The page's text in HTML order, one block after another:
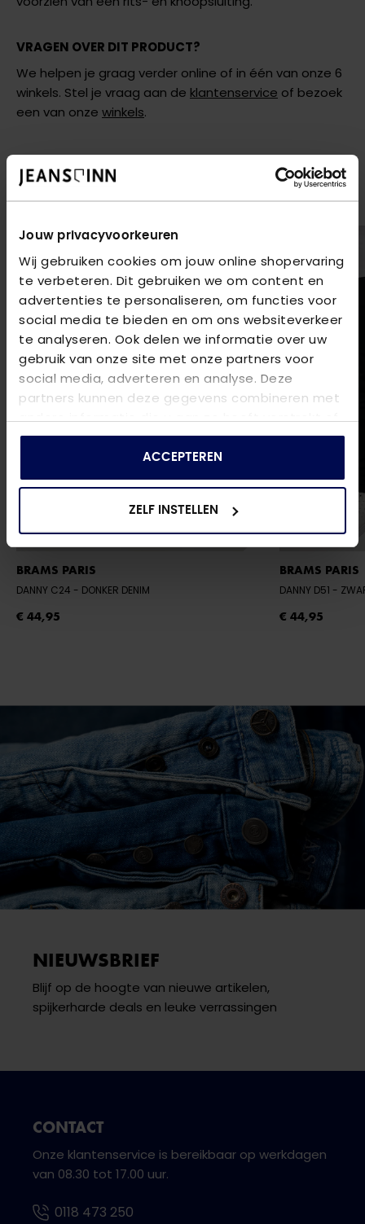
Jouw privacyvoorkeuren
Wij gebruiken cookies om jouw online shopervaring
te verbeteren. Dit gebruiken we om content en
advertenties te personaliseren, om functies voor
social media te bieden en om ons websiteverkeer
te analyseren. Ook delen we informatie over uw
gebruik van onze site met onze partners voor
social media, adverteren en analyse. Deze
partners kunnen deze gegevens combineren met
andere informatie die u aan ze heeft verstrekt of
die ze hebben verzameld op basis van uw gebruik
ACCEPTEREN
ZELF INSTELLEN
VRAGEN OVER DIT PRODUCT?
We helpen je graag verder online of in één van onze 6
winkels. Stel je vraag aan de klantenservice of bezoek
een van onze winkels.
AANBEVOLEN VOOR JOU
2voor €80
BRAMS PARIS
DANNY C24 - DONKER DENIM
€ 44,95
BRAMS PARIS
DANNY D51 -
€ 44,95
NIEUWSBRIEF
Blijf op de hoogte van nieuwe artikelen,
spijkerharde deals en leuke verrassingen
CONTACT
Onze klantenservice is bereikbaar op werkdagen
van 08.30 tot 17.00 uur.
0118 473 250